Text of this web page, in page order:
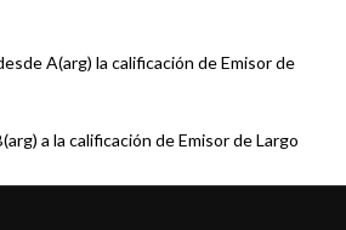
A(arg) la calificación de Emisor de
a la calificación de Emisor de Largo